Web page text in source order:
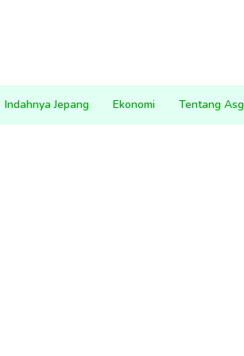
Indahnya Jepang Ekonomi Tentang